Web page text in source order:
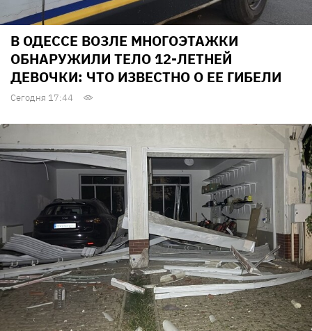
В ОДЕССЕ ВОЗЛЕ МНОГОЭТАЖКИ
ОБНАРУЖИЛИ ТЕЛО 12-ЛЕТНЕЙ
ДЕВОЧКИ: ЧТО ИЗВЕСТНО О ЕЕ ГИБЕЛИ
Сегодня 17:44